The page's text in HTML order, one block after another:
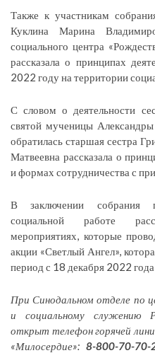
Также к участникам
Куклина Марина
социального центра
рассказала о принципах
2022 году на территории
С словом о деятельности
святой мученицы
обратилась старшая сестра
Матвеевна рассказала о
и формах сотрудничества с
В заключении собрания
социальной работе
мероприятиях, которые
акции «Светлый Ангел»,
период с 18 декабря 2022
При Синодальном отделе по
и социальному служению
открыт телефон горячей
«Милосердие»: 8-800-70-70-